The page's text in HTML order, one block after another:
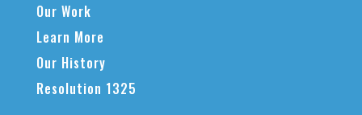
Our Work
Learn More
Our History
Resolution 1325